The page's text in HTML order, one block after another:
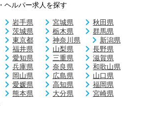
ヘルパー求人を探す
岩手県 宮城県
秋田県
茨城県 栃木県
群馬県
東京都 神奈川県
新潟県
福井県 山梨県
長野県
愛知県 三重県
滋賀県
兵庫県 奈良県
和歌山県
岡山県 広島県
山口県
愛媛県 高知県
福岡県
熊本県 大分県
宮崎県